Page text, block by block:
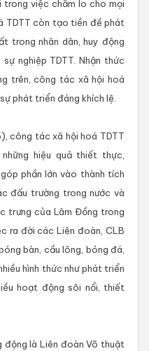
trong việc chăm lo cho mọi
TDTT còn tạo tiền đề phát
trong nhân dân, huy động
nghiệp TDTT. Nhận thức
trên, công tác xã hội hoá
phát triển đáng khích lệ.
công tác xã hội hoá TDTT
hiệu quả thiết thực,
phần lớn vào thành tích
đấu trường trong nước và
trưng của Lâm Đồng trong
ra đời các Liên đoàn, CLB
bàn, cầu lông, bóng đá,
hình thức như phát triển
hoạt động sôi nổi, thiết
động là Liên đoàn Võ thuật